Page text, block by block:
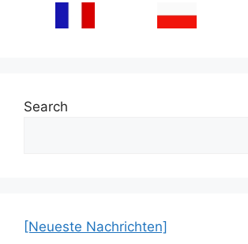
Search
[Neueste Nachrichten]